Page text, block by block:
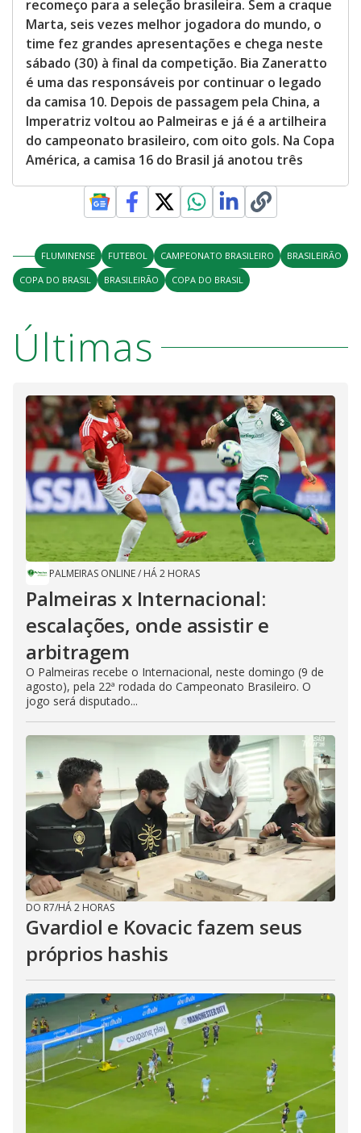
recomeço para a seleção brasileira. Sem a craque
Marta, seis vezes melhor jogadora do mundo, o
time fez grandes apresentações e chega neste
sábado (30) à final da competição. Bia Zaneratto
é uma das responsáveis por continuar o legado
da camisa 10. Depois de passagem pela China, a
Imperatriz voltou ao Palmeiras e já é a artilheira
do campeonato brasileiro, com oito gols. Na Copa
América, a camisa 16 do Brasil já anotou três
FLUMINENSE FUTEBOL CAMPEONATO BRASILEIRO
BRASILEIRÃO
COPA DO BRASIL
BRASILEIRÃO COPA DO BRASIL
Últimas
PALMEIRAS ONLINE/ HÁ 2 HORAS
Palmeiras x Internacional:
escalações, onde assistir e
arbitragem
O Palmeiras recebe o Internacional, neste domingo (9 de
agosto), pela 22ª rodada do Campeonato Brasileiro. O
jogo será disputado...
DO R7/HÁ 2 HORAS
Gvardiol e Kovacic fazem seus
próprios hashis